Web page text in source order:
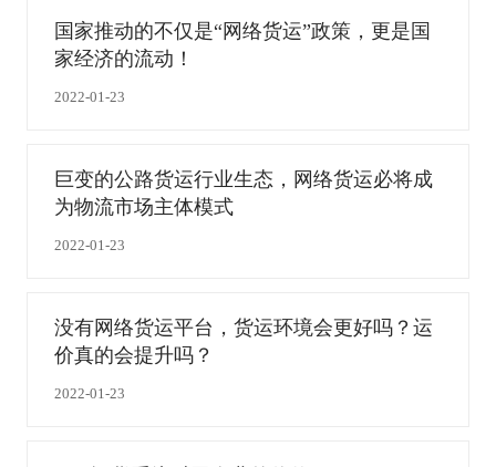
国家推动的不仅是“网络货运”政策，更是国
家经济的流动！
2022-01-23
巨变的公路货运行业生态，网络货运必将成
为物流市场主体模式
2022-01-23
没有网络货运平台，货运环境会更好吗？运
价真的会提升吗？
2022-01-23